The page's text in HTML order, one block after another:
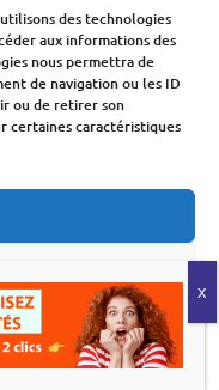
des technologies
aux informations des
nous permettra de
de navigation ou les ID
ou de retirer son
certaines caractéristiques
confidentialité
2026
des demandes
la baisse des aides
Monvoisin